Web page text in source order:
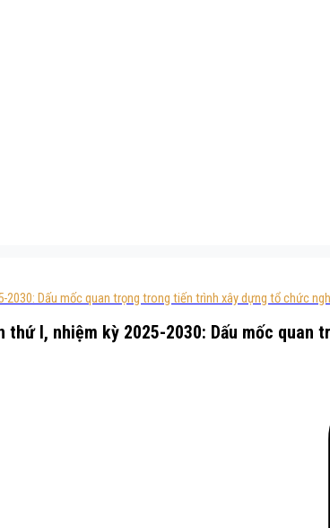
Dấu mốc quan trọng trong tiến trình xây dựng tổ chức
I, nhiệm kỳ 2025-2030: Dấu mốc